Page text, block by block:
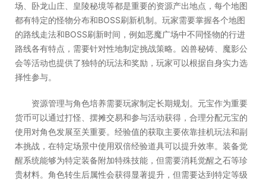
场、卧龙山庄、皇陵秘境等都是重要的资源产出地点，每个地图
都有特定的怪物分布和BOSS刷新机制。玩家需要掌握各个地图
的路线走法和BOSS刷新时间，例如恶魔广场中不同怪物的行进
路线各有特点，需要针对性地制定挑战策略。凶兽秘铸、魔影公
会等活动也提供了独特的玩法和奖励，玩家可以根据自身实力选
择性参与。
资源管理与角色培养需要玩家制定长期规划。元宝作为重要
货币可以通过打怪、摆摊交易和参与活动获得，合理分配元宝的
使用对角色发展至关重要。经验值的获取主要依靠挂机玩法和副
本挑战，在特定场景中使用双倍经验道具可以提升效率。装备觉
醒系统能够为特定装备附加特殊技能，但需要消耗觉醒之石等珍
贵材料。角色转生后属性会获得显著提升，但需要达到特定等级